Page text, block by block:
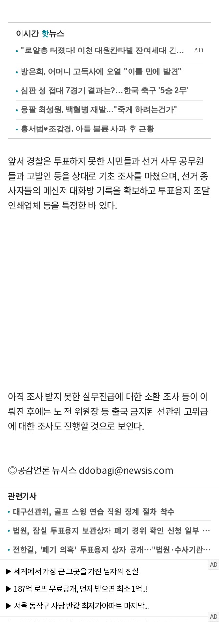
이시간 핫뉴스
방은희, 어머니 고독사에 오열 "이틀 만에 발견"
심판 성 접대 7경기 결과는?…한국 축구 '5승 2무'
응팔 최성원, 백혈병 재발…"죽게 하려는건가"
홍서범♥조갑경, 아들 불륜 사과 후 근황
앞서 경찰은 투표하지 못한 시민들과 선거 사무 공무원
들과 고발인 등을 상대로 기초 조사를 마쳤으며, 선거 종
사자들의 메신저 대화방 기록을 확보하고 투표용지 조달
인쇄업체 등을 특정한 바 있다.
아직 조사 받지 못한 실무진급에 대한 소환 조사 등이 이
뤄진 후에는 노 전 위원장 등 출국 금지된 선관위 고위급
에 대한 조사도 진행할 것으로 보인다.
◎공감언론 뉴시스ddobagi@newsis.com
관련기사
대구선관위, 골프 스윙 연습 직원 징계 절차 착수
법원, 잠실 투표용지 보관상자 폐기 경위 확인 신청 일부 인용
전한길, '폐기 의혹' 투표용지 상자 공개…"법원·수사기관 제출 검토"(종합)